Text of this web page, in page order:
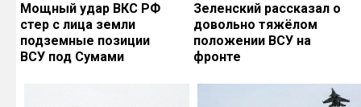
Мощный удар ВКС РФ
стер с лица земли
подземные позиции
ВСУ под Сумами
Зеленский рассказал о
довольно тяжёлом
положении ВСУ на
фронте